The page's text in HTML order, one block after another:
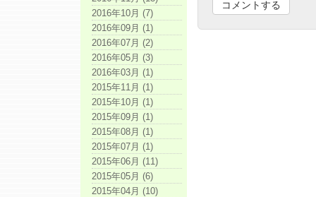
2016年10月 (7)
2016年09月 (1)
2016年07月 (2)
2016年05月 (3)
2016年03月 (1)
2015年11月 (1)
2015年10月 (1)
2015年09月 (1)
2015年08月 (1)
2015年07月 (1)
2015年06月 (11)
2015年05月 (6)
2015年04月 (10)